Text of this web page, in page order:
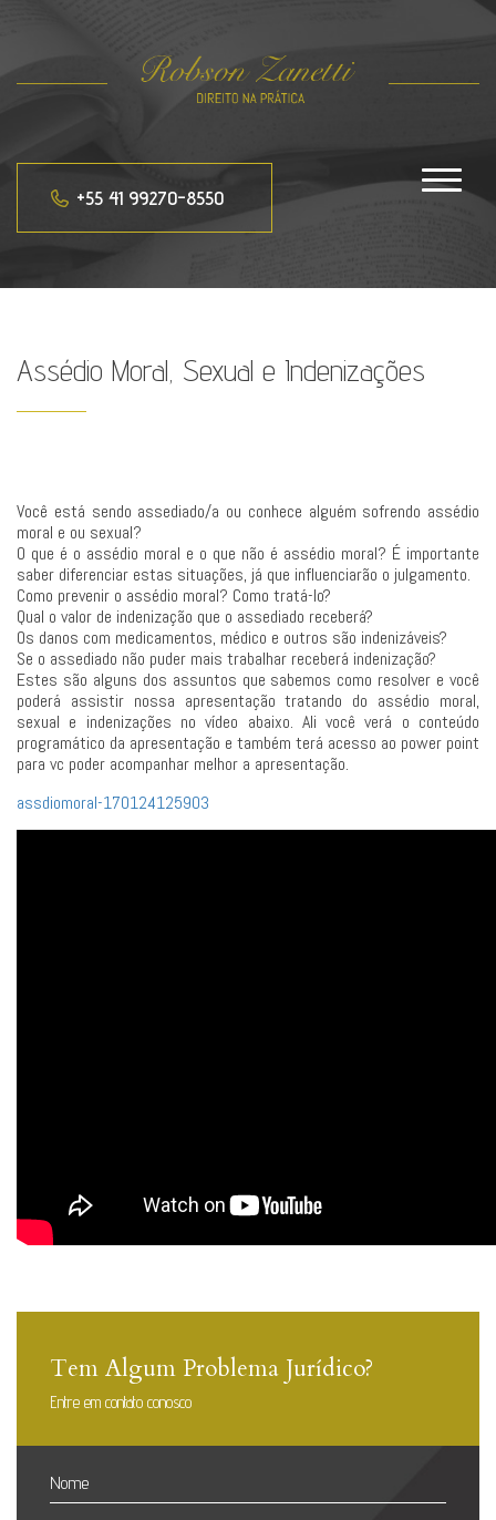
+55 41 99270-8550
Toggle
Assédio Moral, Sexual e Indenizações
Você está sendo assediado/a ou conhece alguém sofrendo assédio
moral e ou sexual?
O que é o assédio moral e o que não é assédio moral? É importante
saber diferenciar estas situações, já que influenciarão o julgamento.
Como prevenir o assédio moral? Como tratá-lo?
Qual o valor de indenização que o assediado receberá?
Os danos com medicamentos, médico e outros são indenizáveis?
Se o assediado não puder mais trabalhar receberá indenização?
Estes são alguns dos assuntos que sabemos como resolver e você
poderá assistir nossa apresentação tratando do assédio moral,
sexual e indenizações no vídeo abaixo. Ali você verá o conteúdo
programático da apresentação e também terá acesso ao power point
para vc poder acompanhar melhor a apresentação.
assdiomoral-170124125903
Tem Algum Problema Jurídico?
Entre em contato conosco